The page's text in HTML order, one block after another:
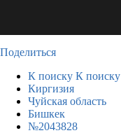
Поделиться
К поиску К поиску
Киргизия
Чуйская область
Бишкек
№2043828